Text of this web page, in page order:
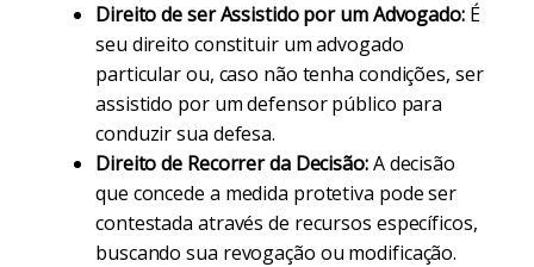
Direito de ser Assistido por um Advogado:É
seu direito constituir um advogado
particular ou, caso não tenha condições, ser
assistido por um defensor público para
conduzir sua defesa.
Direito de Recorrer da Decisão:A decisão
que concede a medida protetiva pode ser
contestada através de recursos específicos,
buscando sua revogação ou modificação.